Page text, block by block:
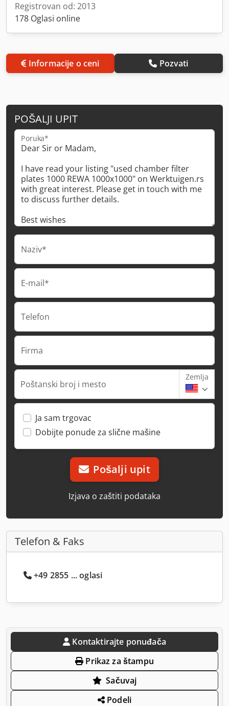
Registrovan od: 2013
178 Oglasi online
Informacije o ceni Pozvati
POŠALJI UPIT
Poruka*
Naziv*
E-mail*
Telefon
Firma
Poštanski broj i mesto
Zemlja
Ja sam trgovac
Dobijte ponude za slične mašine
Pošalji upit
Izjava o zaštiti podataka
Telefon & Faks
+49 2855 ... oglasi
Kontaktirajte ponuđača
Prikaz za štampu
Sačuvaj
Podeli